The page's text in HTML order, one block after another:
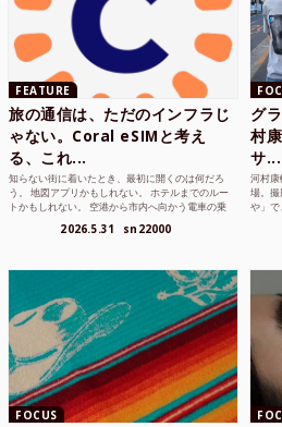
FEATURE
旅の通信は、ただのインフラじ
ゃない。Coral eSIMと考え
る、これ...
知らない街に着いたとき、最初に開くのは何だろ
う。 地図アプリかもしれない。 ホテルまでのルー
トかもしれない。 空港から市内へ向かう電車の乗
2026.5.31 sn22000
グ
村
サ...
河村
場。
や」で
FOCUS